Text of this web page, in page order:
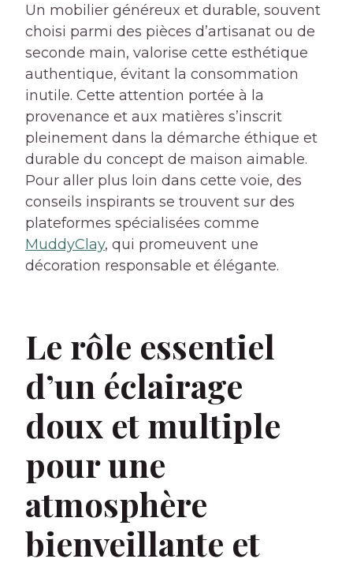
Un mobilier généreux et durable, souvent
choisi parmi des pièces d’artisanat ou de
seconde main, valorise cette esthétique
authentique, évitant la consommation
inutile. Cette attention portée à la
provenance et aux matières s’inscrit
pleinement dans la démarche éthique et
durable du concept de maison aimable.
Pour aller plus loin dans cette voie, des
conseils inspirants se trouvent sur des
plateformes spécialisées comme
MuddyClay, qui promeuvent une
décoration responsable et élégante.
Le rôle essentiel
d’un éclairage
doux et multiple
pour une
atmosphère
bienveillante et